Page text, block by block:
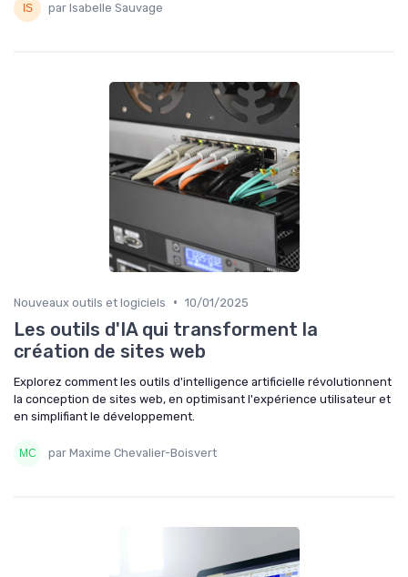
par Isabelle Sauvage
Nouveaux outils et logiciels • 10/01/2025
Les outils d'IA qui transforment la
création de sites web
Explorez comment les outils d'intelligence artificielle révolutionnent
la conception de sites web, en optimisant l'expérience utilisateur et
en simplifiant le développement.
par Maxime Chevalier-Boisvert